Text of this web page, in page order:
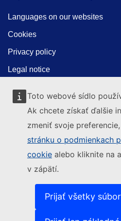
Toto webové sídlo
Ak chcete získať ďalšie
zmeniť svoje
stránku o podmienkach
cookie alebo kliknite na
v zápätí.
Prijať všetky
Languages on our websites
Cookies
Privacy policy
Legal notice